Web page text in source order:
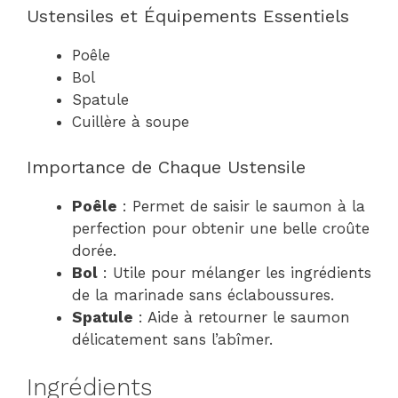
Ustensiles et Équipements Essentiels
Poêle
Bol
Spatule
Cuillère à soupe
Importance de Chaque Ustensile
Poêle : Permet de saisir le saumon à la
perfection pour obtenir une belle croûte
dorée.
Bol : Utile pour mélanger les ingrédients
de la marinade sans éclaboussures.
Spatule : Aide à retourner le saumon
délicatement sans l’abîmer.
Ingrédients